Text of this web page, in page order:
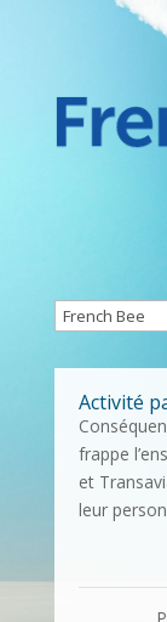
Activité
frappe
et
leur